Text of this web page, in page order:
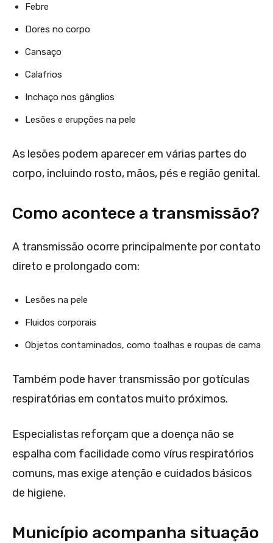
Febre
Dores no corpo
Cansaço
Calafrios
Inchaço nos gânglios
Lesões e erupções na pele
As lesões podem aparecer em várias partes do
corpo, incluindo rosto, mãos, pés e região genital.
Como acontece a transmissão?
A transmissão ocorre principalmente por contato
direto e prolongado com:
Lesões na pele
Fluidos corporais
Objetos contaminados, como toalhas e roupas de cama
Também pode haver transmissão por gotículas
respiratórias em contatos muito próximos.
Especialistas reforçam que a doença não se
espalha com facilidade como vírus respiratórios
comuns, mas exige atenção e cuidados básicos
de higiene.
Município acompanha situação